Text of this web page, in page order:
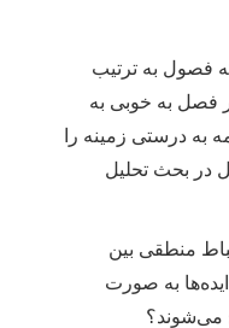
فصول به ترتیب
فصل به خوبی به
درستی زمینه را
در بحث تحلیل
منطقی بین
به صورت
می‌شوند؟